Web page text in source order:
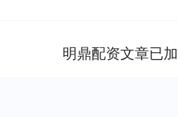
明鼎配资文章已